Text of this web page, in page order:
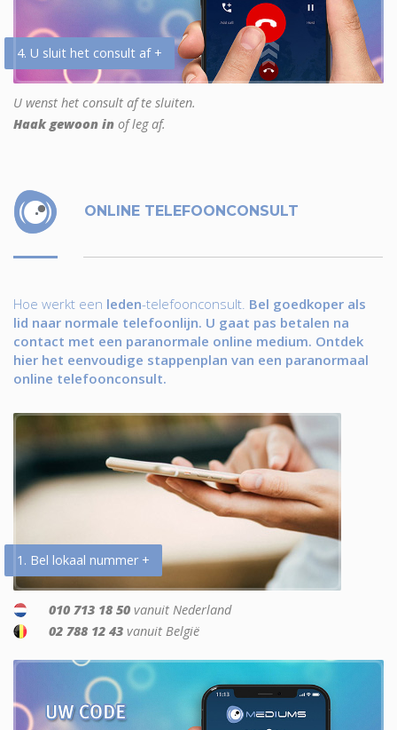
4. U sluit het consult af +
U wenst het consult af te sluiten.
Haak gewoon in of leg af.
ONLINE TELEFOONCONSULT
Hoe werkt een leden-telefoonconsult. Bel goedkoper als
lid naar normale telefoonlijn. U gaat pas betalen na
contact met een paranormale online medium. Ontdek
hier het eenvoudige stappenplan van een paranormaal
online telefoonconsult.
1. Bel lokaal nummer +
010 713 18 50 vanuit Nederland
02 788 12 43 vanuit België